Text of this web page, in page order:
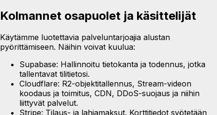
Kolmannet osapuolet ja käsittelijät
Käytämme luotettavia palveluntarjoajia alustan
pyörittämiseen. Näihin voivat kuulua:
Supabase: Hallinnoitu tietokanta ja todennus, jotka
tallentavat tilitietosi.
Cloudflare: R2-objektitallennus, Stream-videon
koodaus ja toimitus, CDN, DDoS-suojaus ja niihin
liittyvät palvelut.
Stripe: Tilaus- ja lahjamaksut. Korttitiedot syötetään